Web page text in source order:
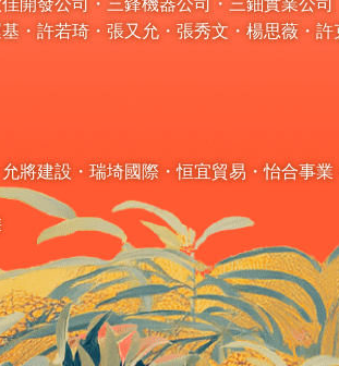
・許若琦・張又允・張秀文・楊思薇・許
將建設・瑞埼國際・恒宜貿易・怡合事業